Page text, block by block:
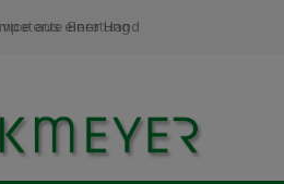
Beratung
aus einer Hand